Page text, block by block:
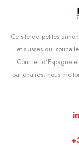
Ce site de petites
et suisses qui
Courrier d'Espagne
partenaires, nous